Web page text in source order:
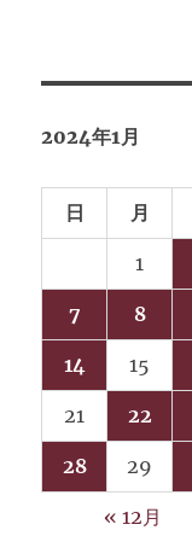
2024年1月
日 月
1
7 8
14 15
21 22
28 29
« 12月